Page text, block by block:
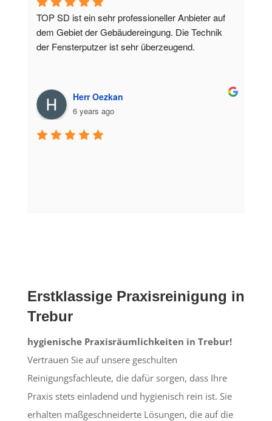
TOP SD ist ein sehr professioneller Anbieter auf
dem Gebiet der Gebäudereingung. Die Technik
der Fensterputzer ist sehr überzeugend.
Herr Oezkan
6 years ago
Erstklassige Praxisreinigung in
Trebur
hygienische Praxisräumlichkeiten in Trebur!
Vertrauen Sie auf unsere geschulten
Reinigungsfachleute, die dafür sorgen, dass Ihre
Praxis stets einladend und hygienisch rein ist. Sie
erhalten maßgeschneiderte Lösungen, die auf die